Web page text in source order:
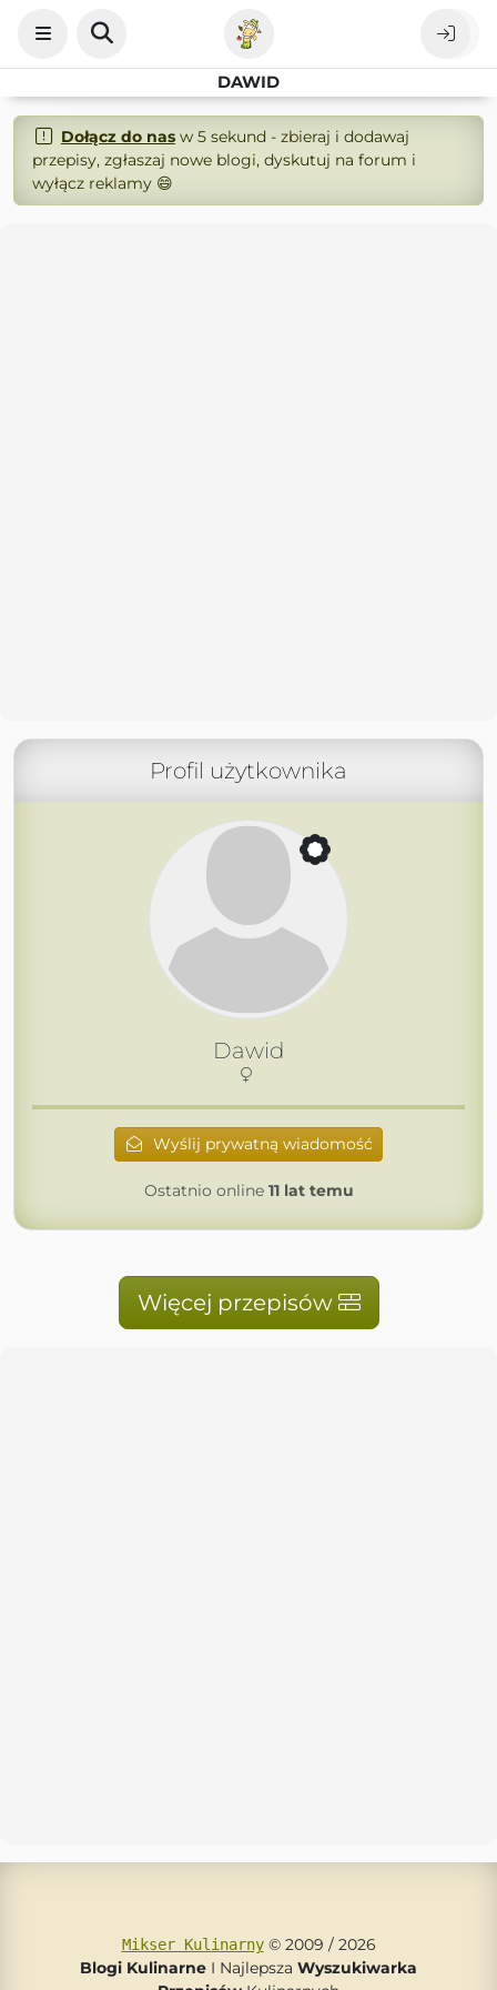
DAWID
Dołącz do nasw 5 sekund - zbieraj i dodawaj
przepisy, zgłaszaj nowe blogi, dyskutuj na forum i
wyłącz reklamy 😄
Profil użytkownika
Dawid
Wyślij prywatną wiadomość
Ostatnio online 11 lat temu
Więcej przepisów
Mikser Kulinarny© 2009 / 2026
Blogi Kulinarne I Najlepsza Wyszukiwarka